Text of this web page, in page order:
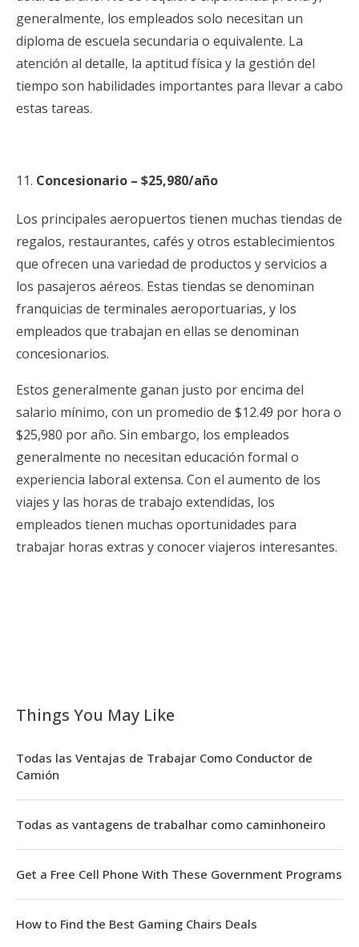
generalmente, los empleados solo necesitan un
diploma de escuela secundaria o equivalente. La
atención al detalle, la aptitud física y la gestión del
tiempo son habilidades importantes para llevar a cabo
estas tareas.
Concesionario – $25,980/año
Los principales aeropuertos tienen muchas tiendas de
regalos, restaurantes, cafés y otros establecimientos
que ofrecen una variedad de productos y servicios a
los pasajeros aéreos. Estas tiendas se denominan
franquicias de terminales aeroportuarias, y los
empleados que trabajan en ellas se denominan
concesionarios.
Estos generalmente ganan justo por encima del
salario mínimo, con un promedio de $12.49 por hora o
$25,980 por año. Sin embargo, los empleados
generalmente no necesitan educación formal o
experiencia laboral extensa. Con el aumento de los
viajes y las horas de trabajo extendidas, los
empleados tienen muchas oportunidades para
trabajar horas extras y conocer viajeros interesantes.
Things You May Like
Todas las Ventajas de Trabajar Como Conductor de
Camión
Todas as vantagens de trabalhar como caminhoneiro
Get a Free Cell Phone With These Government Programs
How to Find the Best Gaming Chairs Deals